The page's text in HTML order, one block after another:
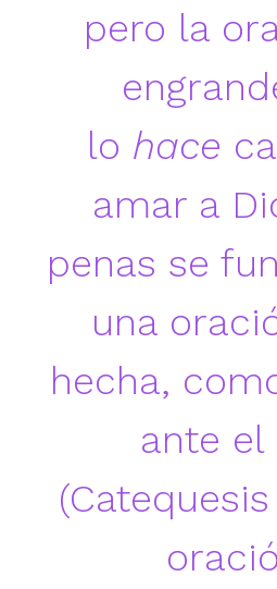
pero la
lo hace
amar a
penas se
una
hecha,
ante el